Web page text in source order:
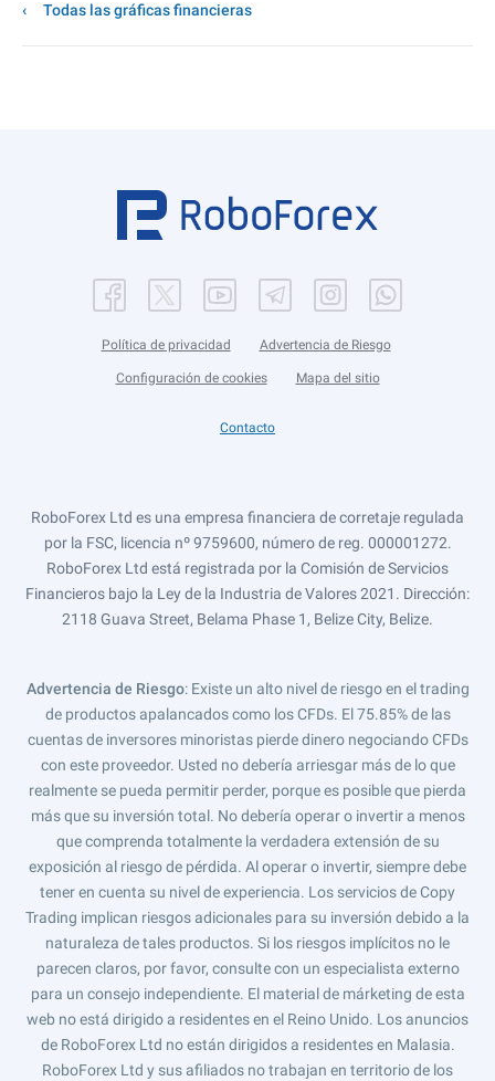
Todas las gráficas financieras
Política de privacidad Advertencia de Riesgo
Configuración de cookies Mapa del sitio
Contacto
RoboForex Ltd es una empresa financiera de corretaje regulada
por la FSC, licencia nº 9759600, número de reg. 000001272.
RoboForex Ltd está registrada por la Comisión de Servicios
Financieros bajo la Ley de la Industria de Valores 2021. Dirección:
2118 Guava Street, Belama Phase 1, Belize City, Belize.
Advertencia de Riesgo: Existe un alto nivel de riesgo en el trading
de productos apalancados como los CFDs. El 75.85% de las
cuentas de inversores minoristas pierde dinero negociando CFDs
con este proveedor. Usted no debería arriesgar más de lo que
realmente se pueda permitir perder, porque es posible que pierda
más que su inversión total. No debería operar o invertir a menos
que comprenda totalmente la verdadera extensión de su
exposición al riesgo de pérdida. Al operar o invertir, siempre debe
tener en cuenta su nivel de experiencia. Los servicios de Copy
Trading implican riesgos adicionales para su inversión debido a la
naturaleza de tales productos. Si los riesgos implícitos no le
parecen claros, por favor, consulte con un especialista externo
para un consejo independiente. El material de márketing de esta
web no está dirigido a residentes en el Reino Unido. Los anuncios
de RoboForex Ltd no están dirigidos a residentes en Malasia.
RoboForex Ltd y sus afiliados no trabajan en territorio de los